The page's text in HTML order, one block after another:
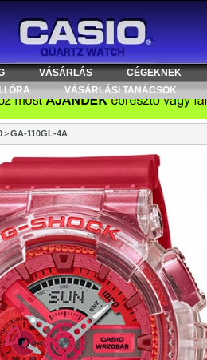
VÁSÁRLÁS CÉGEKNEK
ÓRA VÁSÁRLÁSI TANÁCSOK
> GA-110GL-4A